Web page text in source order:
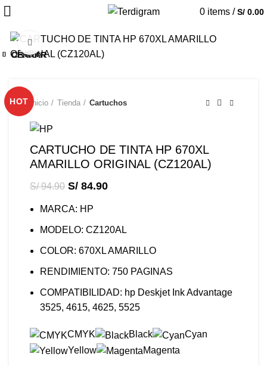
0 items / S/ 0.00
Click to enlarge
Inicio Tienda Cartuchos
CARTUCHO DE TINTA HP 670XL
AMARILLO ORIGINAL (CZ120AL)
S/94.90 S/ 84.90
MARCA: HP
MODELO: CZ120AL
COLOR: 670XL AMARILLO
RENDIMIENTO: 750 PAGINAS
COMPATIBILIDAD: hp Deskjet Ink Advantage
3525, 4615, 4625, 5525
CMYK Black
Cyan
Yellow
Magenta
CERRAR
CERRAR
CERRAR
CERRAR
CERRAR
CERRAR
HOT
CERRAR
CERRAR
CERRAR
CERRAR
CERRAR
CERRAR